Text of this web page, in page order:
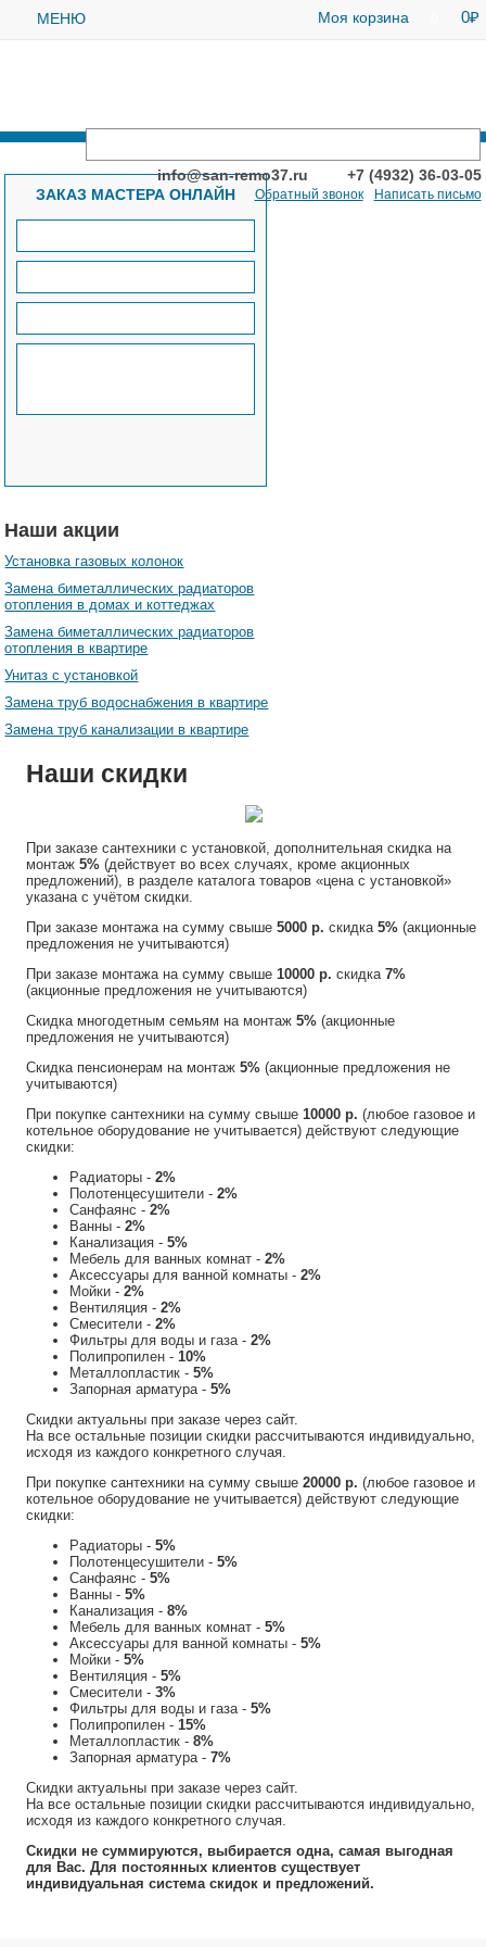
МЕНЮ Моя корзина 0
+7 (4932) 36-03-05
info@san-remo37.ru
Обратный звонок Написать письмо
ЗАКАЗ МАСТЕРА ОНЛАЙН
Наши акции
Установка газовых колонок
Замена биметаллических радиаторов
отопления в домах и коттеджах
Замена биметаллических радиаторов
отопления в квартире
Унитаз с установкой
Замена труб водоснабжения в квартире
Замена труб канализации в квартире
Наши скидки
При заказе сантехники с установкой, дополнительная скидка на
монтаж 5%(действует во всех случаях, кроме акционных
предложений), в разделе каталога товаров «цена с установкой»
указана с учётом скидки.
При заказе монтажа на сумму свыше 5000 р. скидка 5%(акционные
предложения не учитываются)
При заказе монтажа на сумму свыше 10000 р. скидка 7%
(акционные предложения не учитываются)
Скидка многодетным семьям на монтаж 5%(акционные
предложения не учитываются)
Скидка пенсионерам на монтаж 5%(акционные предложения не
учитываются)
При покупке сантехники на сумму свыше 10000 р. (любое газовое и
котельное оборудование не учитывается) действуют следующие
скидки:
Радиаторы - 2%
Полотенцесушители - 2%
Санфаянс - 2%
Ванны - 2%
Канализация - 5%
Мебель для ванных комнат - 2%
Аксессуары для ванной комнаты - 2%
Мойки - 2%
Вентиляция - 2%
Смесители - 2%
Фильтры для воды и газа - 2%
Полипропилен - 10%
Металлопластик - 5%
Запорная арматура - 5%
Скидки актуальны при заказе через сайт.
На все остальные позиции скидки рассчитываются индивидуально,
исходя из каждого конкретного случая.
При покупке сантехники на сумму свыше 20000 р. (любое газовое и
котельное оборудование не учитывается) действуют следующие
скидки:
Радиаторы - 5%
Полотенцесушители - 5%
Санфаянс -5%
Ванны - 5%
Канализация - 8%
Мебель для ванных комнат - 5%
Аксессуары для ванной комнаты - 5%
Мойки - 5%
Вентиляция - 5%
Смесители - 3%
Фильтры для воды и газа - 5%
Полипропилен - 15%
Металлопластик - 8%
Запорная арматура - 7%
Скидки актуальны при заказе через сайт.
На все остальные позиции скидки рассчитываются индивидуально,
исходя из каждого конкретного случая.
Скидки не суммируются, выбирается одна, самая выгодная
для Вас. Для постоянных клиентов существует
индивидуальная система скидок и предложений.